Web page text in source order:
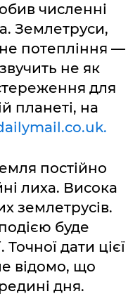
численні
Землетруси,
потепління —
не як
для
планеті, на
постійно
лиха. Висока
землетрусів.
буде
дати цієї
відомо, що
дня.